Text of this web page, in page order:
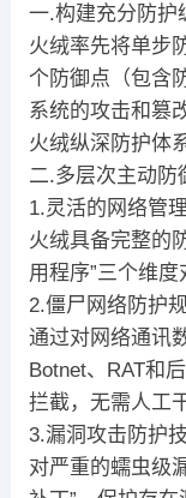
一.构建充分防护
火绒率先将单步
个防御点（包含
系统的攻击和篡
火绒纵深防护体
二.多层次主动防
1.灵活的网络管理
火绒具备完整的
用程序”三个维度
2.僵尸网络防护
通过对网络通讯
Botnet、RAT和
拦截，无需人工
3.漏洞攻击防护
对严重的蠕虫级